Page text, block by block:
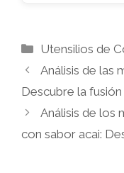
Categorías
Utensilios de
Análisis de las
Descubre la
Análisis de los
con sabor acai: